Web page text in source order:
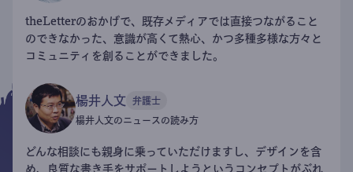
theLetterのおかげで、既存メディアでは直接つながること
のできなかった、意識が高くて熱心、かつ多種多様な方々と
コミュニティを創ることができました。
楊井人文 弁護士
楊井人文のニュースの読み方
どんな相談にも親身に乗っていただけますし、デザインを含
め、良質な書き手をサポートしようというコンセプトがぶれ